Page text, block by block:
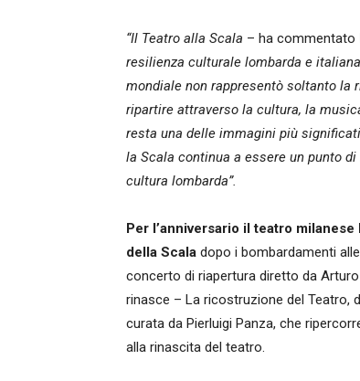
“Il Teatro alla Scala – ha commentato
resilienza culturale lombarda e
mondiale non rappresentò soltanto la
ripartire attraverso la cultura, la
resta una delle immagini più
la Scala continua a essere un punto
cultura lombarda”.
Per l’anniversario il teatro
della Scala dopo i bombardamenti
concerto di riapertura diretto da Arturo
rinasce – La ricostruzione del Teatro,
curata da Pierluigi Panza, che
alla rinascita del teatro.